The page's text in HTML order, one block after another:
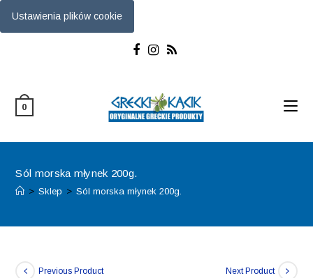
Ustawienia plików cookie
0
Sól morska młynek 200g.
> Sklep > Sól morska młynek 200g.
Previous Product Next Product